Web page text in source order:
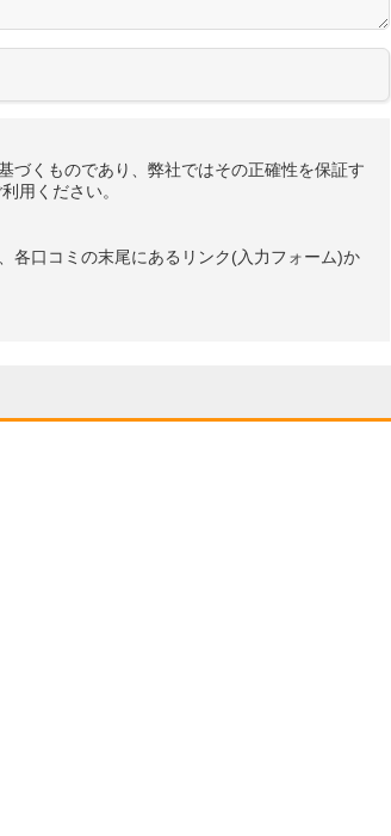
づくものであり、弊社ではその正確性を保証す
用ください。
各口コミの末尾にあるリンク(入力フォーム)か